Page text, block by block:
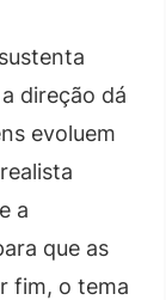
direção dá
evoluem
a
que as
fim, o tema